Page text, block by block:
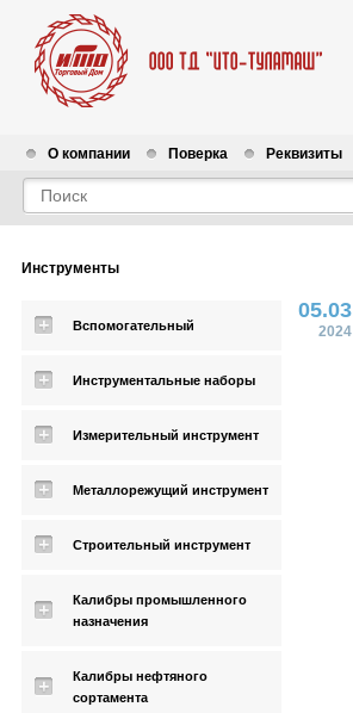
О компании Поверка Реквизиты
Инструменты
Вспомогательный
Инструментальные наборы
Измерительный инструмент
Металлорежущий инструмент
Строительный инструмент
Калибры промышленного
назначения
Калибры нефтяного
сортамента
05.03
2024